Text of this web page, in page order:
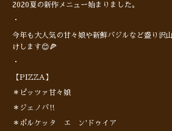
2020夏の新作メニュー始まりました。
・
今年も大人気の甘々娘や新鮮バジルなど盛り沢
けします😊🍕
・
【PIZZA】
＊ピッツァ甘々娘
＊ジェノバ‼︎
＊ポルケッタ エ ン'ドゥイア